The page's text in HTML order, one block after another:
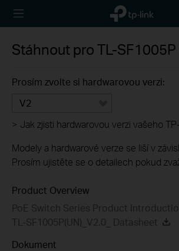
TP-Link,
Reliably
Stáhnout proTL-SF1005P
Prosím zvolte si hardwarovou verzi:
V2
> Jak zjisti hardwarovou verzi vašeho
Modely a hardwarové verze se liší v
Prosím ujistěte se o detailech pokud
Product Overview
PoE Switch Series Product
TL-SF1005P(UN)_V2.0_ Datasheet
Dokument